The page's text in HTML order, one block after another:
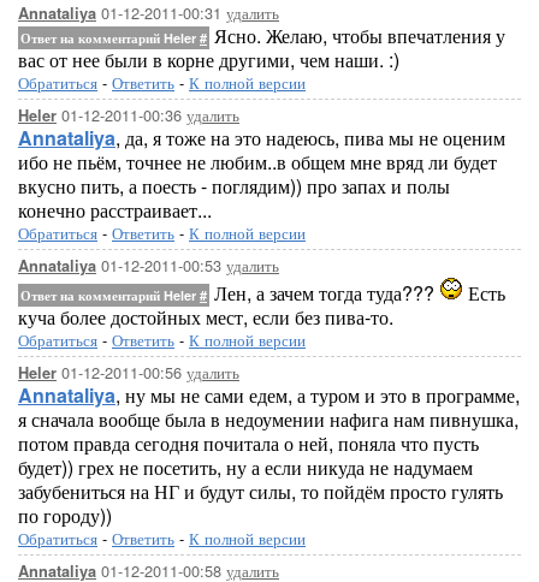
Annataliya 01-12-2011-00:31 удалить
Ответ на комментарий Heler # Ясно. Желаю, чтобы впечатления у
вас от нее были в корне другими, чем наши. :)
Обратиться - Ответить - К полной версии
Heler 01-12-2011-00:36 удалить
Annataliya, да, я тоже на это надеюсь, пива мы не оценим
ибо не пьём, точнее не любим..в общем мне вряд ли будет
вкусно пить, а поесть - поглядим)) про запах и полы
конечно расстраивает...
Обратиться - Ответить - К полной версии
Annataliya 01-12-2011-00:53 удалить
Ответ на комментарий Heler # Лен, а зачем тогда туда???
Есть
куча более достойных мест, если без пива-то.
Обратиться - Ответить - К полной версии
Heler 01-12-2011-00:56 удалить
Annataliya, ну мы не сами едем, а туром и это в программе,
я сначала вообще была в недоумении нафига нам пивнушка,
потом правда сегодня почитала о ней, поняла что пусть
будет)) грех не посетить, ну а если никуда не надумаем
забубениться на НГ и будут силы, то пойдём просто гулять
по городу))
Обратиться - Ответить - К полной версии
Annataliya 01-12-2011-00:58 удалить